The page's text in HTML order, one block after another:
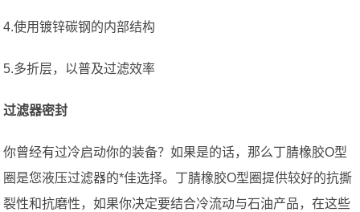
4.使用镀锌碳钢的内部结构
5.多折层，以普及过滤效率
过滤器密封
你曾经有过冷启动你的装备？如果是的话，那么丁腈橡胶O型
圈是您液压过滤器的*佳选择。丁腈橡胶O型圈提供较好的抗撕
裂性和抗磨性，如果你决定要结合冷流动与石油产品，在这些